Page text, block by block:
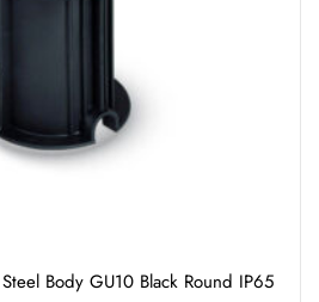
Body GU10 Black Round IP65